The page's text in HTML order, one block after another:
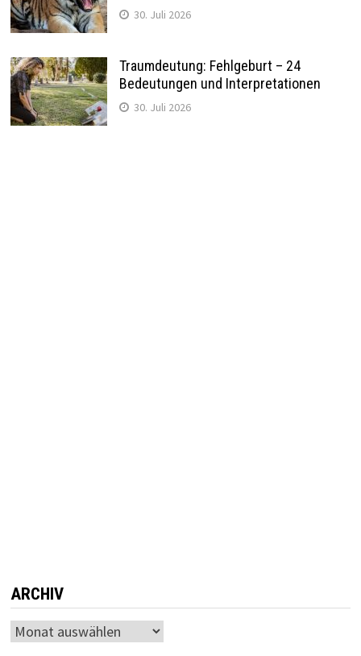
30. Juli 2026
Traumdeutung: Fehlgeburt – 24
Bedeutungen und Interpretationen
30. Juli 2026
ARCHIV
Archiv